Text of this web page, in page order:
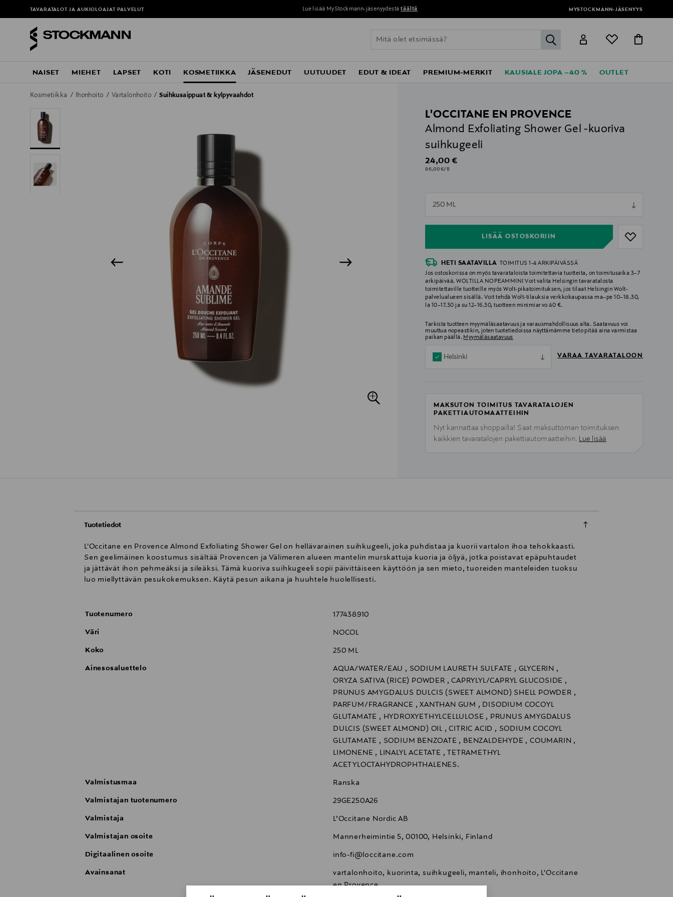
TAVARATALOT JA AUKIOLOAJAT PALVELUT Lue lisää MyStockmann-jäsenyydestä täältä MYSTOCKMANN-JÄSENYYS
label.header.go
NAISET MIEHET LAPSET KOTI KOSMETIIKKA JÄSENEDUT UUTUUDET EDUT & IDEAT PREMIUM-MERKIT KAUSIALE JOPA –40 % OUTLET
Kosmetiikka Ihonhoito Vartalonhoito Suihkusaippuat & kylpyvaahdot
L'OCCITANE EN PROVENCE
Almond Exfoliating Shower Gel -kuoriva
suihkugeeli
Original Price
24,00 €
96,00 €/1l
250 ML
LISÄÄ OSTOSKORIIN
null
HETI SAATAVILLA
TOIMITUS 1-4 ARKIPÄIVÄSSÄ
Jos ostoskorissa on myös tavarataloista toimitettavia tuotteita, on toimitusaika 3–7
arkipäivää. WOLTILLA NOPEAMMIN! Voit valita Helsingin tavaratalosta
toimitettaville tuotteille myös Wolt-pikatoimituksen, jos tilaat Helsingin Wolt-
palvelualueen sisällä. Voit tehdä Wolt-tilauksia verkkokaupassa ma–pe 10–18.30,
la 10–17.30 ja su 12–16.30, tuotteen minimiarvo 40 €.
Tarkista tuotteen myymäläsaatavuus ja varausmahdollisuus alta. Saatavuus voi
muuttua nopeastikin, joten tuotetiedoissa näyttämämme tieto pitää aina varmistaa
paikan päällä. Myymäläsaatavuus
Helsinki VARAA TAVARATALOON
MAKSUTON TOIMITUS TAVARATALOJEN
PAKETTIAUTOMAATTEIHIN
Nyt kannattaa shoppailla! Saat maksuttoman toimituksen
kaikkien tavaratalojen pakettiautomaatteihin. Lue lisää
Tuotetiedot
L'Occitane en Provence Almond Exfoliating Shower Gel on hellävarainen suihkugeeli, joka puhdistaa ja kuorii vartalon ihoa tehokkaasti.
Sen geelimäinen koostumus sisältää Provencen ja Välimeren alueen mantelin murskattuja kuoria ja öljyä, jotka poistavat epäpuhtaudet
ja jättävät ihon pehmeäksi ja sileäksi. Tämä kuoriva suihkugeeli sopii päivittäiseen käyttöön ja sen mieto, tuoreiden manteleiden tuoksu
luo miellyttävän pesukokemuksen. Käytä pesun aikana ja huuhtele huolellisesti.
Tuotenumero 177438910
Väri NOCOL
Koko 250 ML
Ainesosaluettelo
AQUA/WATER/EAU , SODIUM LAURETH SULFATE , GLYCERIN ,
ORYZA SATIVA (RICE) POWDER , CAPRYLYL/CAPRYL GLUCOSIDE ,
PRUNUS AMYGDALUS DULCIS (SWEET ALMOND) SHELL POWDER ,
PARFUM/FRAGRANCE , XANTHAN GUM , DISODIUM COCOYL
GLUTAMATE , HYDROXYETHYLCELLULOSE , PRUNUS AMYGDALUS
DULCIS (SWEET ALMOND) OIL , CITRIC ACID , SODIUM COCOYL
GLUTAMATE , SODIUM BENZOATE , BENZALDEHYDE , COUMARIN ,
LIMONENE , LINALYL ACETATE , TETRAMETHYL
ACETYLOCTAHYDROPHTHALENES.
Valmistusmaa Ranska
Valmistajan tuotenumero 29GE250A26
Valmistaja L’Occitane Nordic AB
Valmistajan osoite Mannerheimintie 5, 00100, Helsinki, Finland
Digitaalinen osoite info-fi@loccitane.com
Avainsanat
vartalonhoito, kuorinta, suihkugeeli, manteli, ihonhoito, L'Occitane
en Provence